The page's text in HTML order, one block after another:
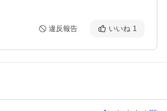
違反報告 いいね 1